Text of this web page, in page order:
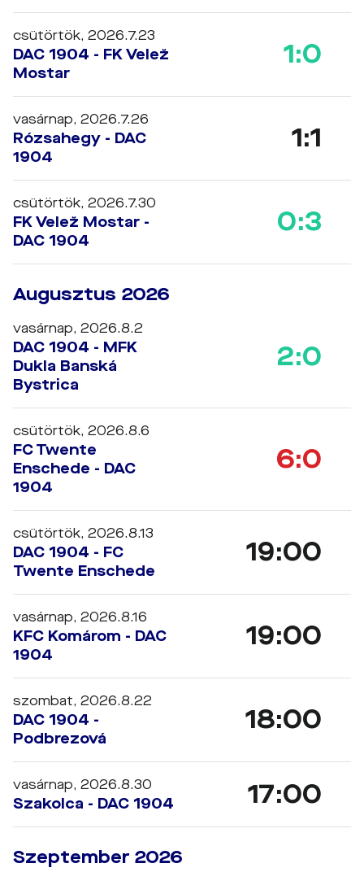
csütörtök, 2026.7.23
DAC 1904 - FK Velež
Mostar
1:0
vasárnap, 2026.7.26
Rózsahegy - DAC
1904
1:1
csütörtök, 2026.7.30
FK Velež Mostar -
DAC 1904
0:3
Augusztus 2026
vasárnap, 2026.8.2
DAC 1904 - MFK
Dukla Banská
Bystrica
2:0
csütörtök, 2026.8.6
FC Twente
Enschede - DAC
1904
6:0
csütörtök, 2026.8.13
DAC 1904 - FC
Twente Enschede
19:00
vasárnap, 2026.8.16
KFC Komárom - DAC
1904
19:00
szombat, 2026.8.22
DAC 1904 -
Podbrezová
18:00
vasárnap, 2026.8.30
Szakolca - DAC 1904 17:00
Szeptember 2026